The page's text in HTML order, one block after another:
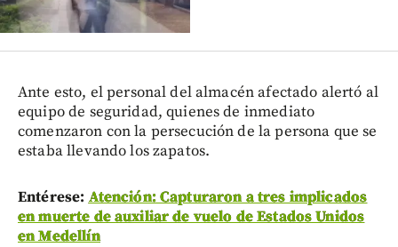
Ante esto, el personal del almacén afectado alertó al
equipo de seguridad, quienes de inmediato
comenzaron con la persecución de la persona que se
estaba llevando los zapatos.
Entérese: Atención: Capturaron a tres implicados
en muerte de auxiliar de vuelo de Estados Unidos
en Medellín